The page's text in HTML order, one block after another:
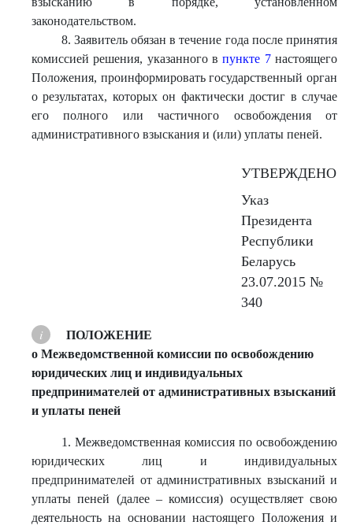
законодательством.
8. Заявитель обязан в течение года после принятия
комиссией решения, указанного впункте 7настоящего
Положения, проинформировать государственный орган
о результатах, которых он фактически достиг в случае
его полного или частичного освобождения от
административного взыскания и (или) уплаты пеней.
УТВЕРЖДЕНО
Указ
Президента
Республики
Беларусь
23.07.2015 №
340
ПОЛОЖЕНИЕ
о Межведомственной комиссии по освобождению
юридических лиц и индивидуальных
предпринимателей от административных взысканий
и уплаты пеней
1. Межведомственная комиссия по освобождению
юридических лиц и индивидуальных
предпринимателей от административных взысканий и
уплаты пеней (далее – комиссия) осуществляет свою
деятельность на основании настоящего Положения и